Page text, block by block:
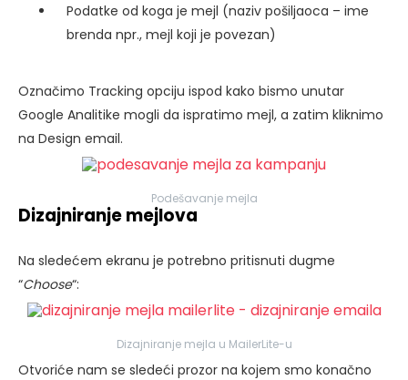
Podatke od koga je mejl (naziv pošiljaoca – ime
brenda npr., mejl koji je povezan)
Označimo Tracking opciju ispod kako bismo unutar
Google Analitike mogli da ispratimo mejl, a zatim kliknimo
na Design email.
Podešavanje mejla
Dizajniranje mejlova
Na sledećem ekranu je potrebno pritisnuti dugme
“Choose“:
Dizajniranje mejla u MailerLite-u
Otvoriće nam se sledeći prozor na kojem smo konačno